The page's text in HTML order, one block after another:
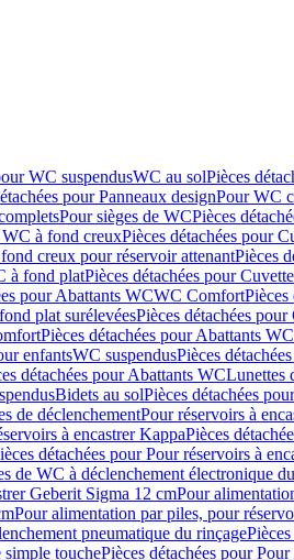
WC suspendusWC au solPièces
pour Panneaux designPour WC
Pour sièges de WCPièces
à fond creuxPièces détachées pour
creux pour réservoir attenantPièces
à fond platPièces détachées pour
pour Abattants WCWC ComfortPièces
plat surélevéesPièces détachées
Pièces détachées pour Abattants
enfantsWC suspendusPièces
détachées pour Abattants WCLunettes
Bidets au solPièces détachées
de déclenchementPour réservoirs à
à encastrer KappaPièces
détachées pour Pour réservoirs à
de WC à déclenchement électronique
Geberit Sigma 12 cmPour
Pour alimentation par piles, pour
pneumatique du rinçage
simple touchePièces détachées pour